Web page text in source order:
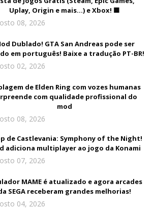
Uplay, Origin e mais...) e Xbox! 🟩
08, 2026
Dublado! GTA San Andreas pode ser
em português! Baixe a tradução PT-BR!
02, 2026
de Elden Ring com vozes humanas
com qualidade profissional do
mod
08, 2026
de Castlevania: Symphony of the Night!
adiciona multiplayer ao jogo da Konami
07, 2026
MAME é atualizado e agora arcades
SEGA receberam grandes melhorias!
04, 2026